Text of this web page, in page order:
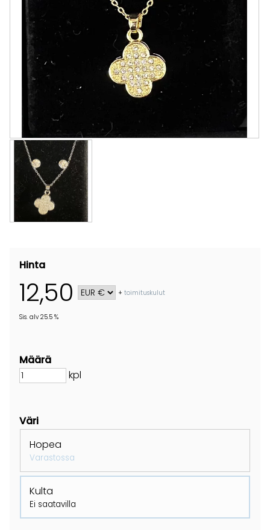
Hinta
12,50 +toimituskulut
Sis. alv 25.5 %
Määrä
kpl
Väri
Hopea
Varastossa
Kulta
Ei saatavilla